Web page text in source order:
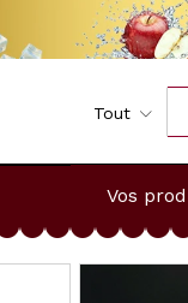
Tout
Vos